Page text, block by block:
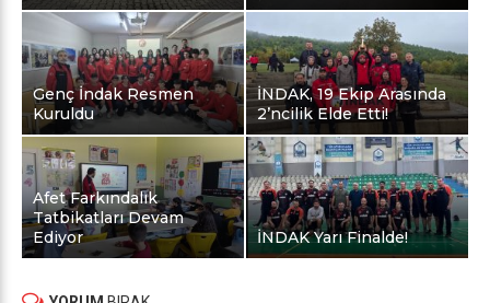
Genç İndak Resmen
Kuruldu
İNDAK, 19 Ekip Arasında
2’ncilik Elde Etti!
Afet Farkındalık
Tatbikatları Devam
Ediyor
İNDAK Yarı Finalde!